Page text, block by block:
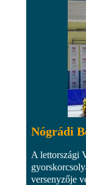
Nógrádi
A lettországi
versenyzője